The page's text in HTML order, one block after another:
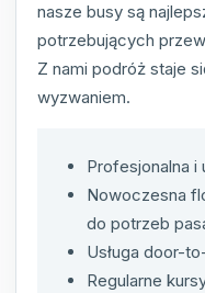
nasze busy są
potrzebujących
Z nami podróż staje
wyzwaniem.
Profesjonalna i
Nowoczesna
do potrzeb
Usługa door-
Regularne